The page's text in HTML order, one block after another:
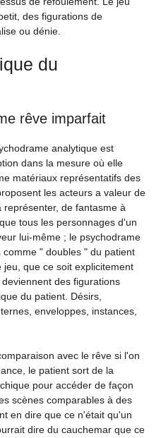
des figurations de
ou dénie.
du
rêve imparfait
analytique est
dans la mesure où elle
matériaux représentatifs des
les acteurs a valeur de
de fantasme à
tous les personnages d'un
lui-même ; le psychodrame
" doubles " du patient
que ce soit explicitement
des figurations
du patient. Désirs,
enveloppes, instances,
avec le rêve si l'on
le patient sort de la
pour accéder de façon
scènes comparables à des
en dire que ce n'était qu'un
dire du cauchemar que ce